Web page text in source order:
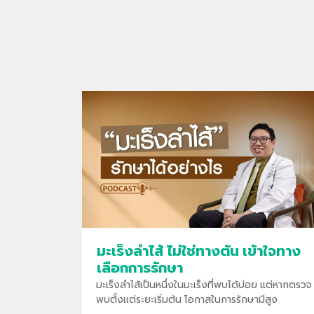
มะเร็งลำไส้ ไม่ใช่ทางตัน เข้าใจทาง
เลือกการรักษา
มะเร็งลำไส้เป็นหนึ่งในมะเร็งที่พบได้บ่อย แต่หากตรวจ
พบตั้งแต่ระยะเริ่มต้น โอกาสในการรักษามีสูง